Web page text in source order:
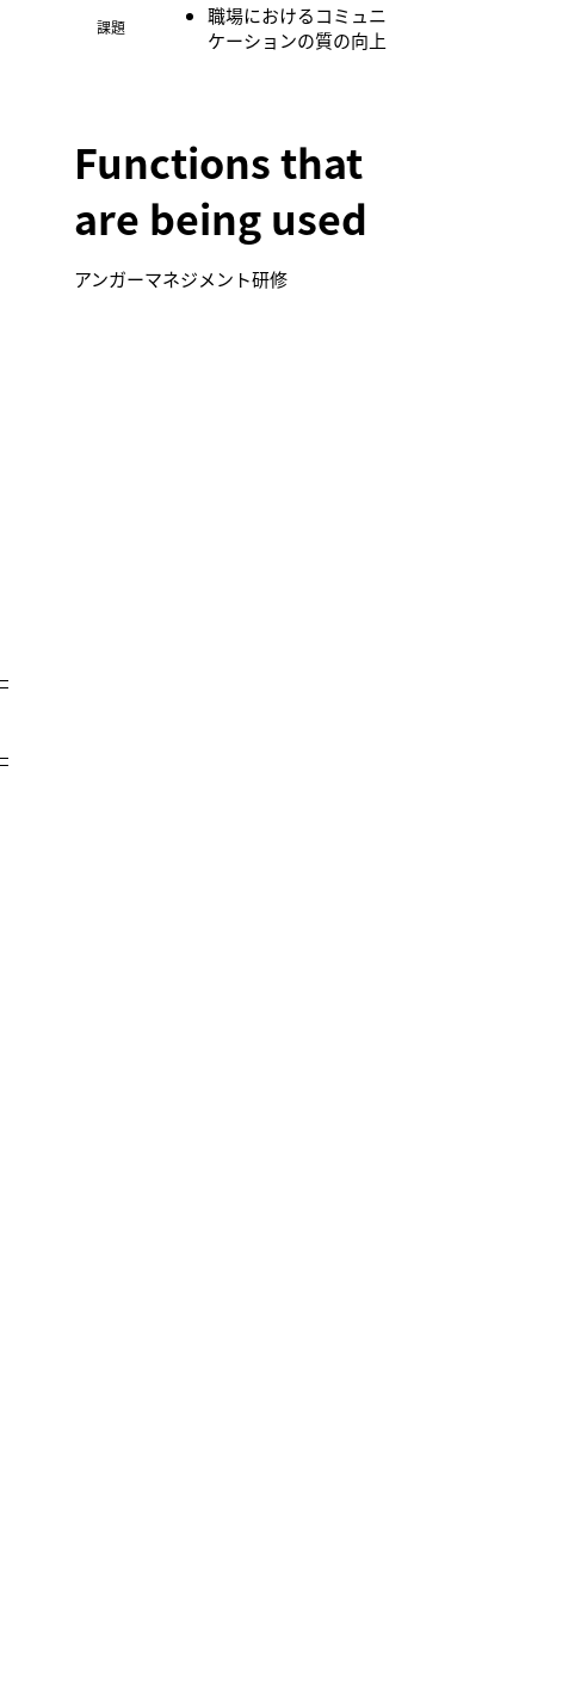
職場におけるコミュニ
ケーションの質の向上
​課題
Functions that
are being used
アンガーマネジメント研修